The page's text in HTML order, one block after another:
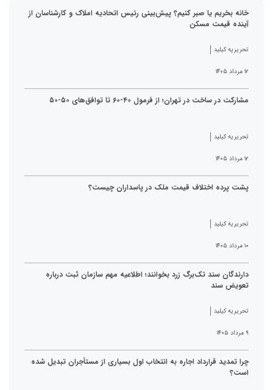
خانه بخریم یا صبر کنیم؟ پیش‌بینی رئیس اتحادیه املاک و کارشناسان از
آینده قیمت مسکن
تحریریه کیلید
۱۲ مرداد ۱۴۰۵
مشارکت در ساخت در تهران؛ از فرمول ۴۰-۶۰ تا توافق‌های ۵۰-۵۰
تحریریه کیلید
۱۲ مرداد ۱۴۰۵
پشت پرده اختلاف قیمت ملک در پاسداران چیست؟
تحریریه کیلید
۱۰ مرداد ۱۴۰۵
دارندگان سند تک‌برگ زرد بخوانند؛ اطلاعیه مهم سازمان ثبت درباره
تعویض سند
تحریریه کیلید
۹ مرداد ۱۴۰۵
چرا تمدید قرارداد اجاره به انتخاب اول بسیاری از مستأجران تبدیل شده
است؟